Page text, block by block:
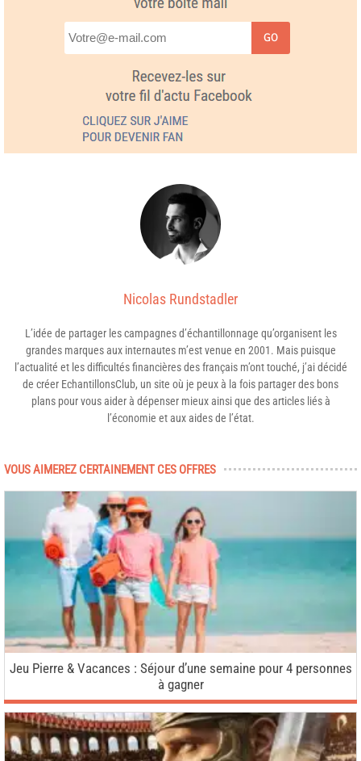
GO
Nicolas Rundstadler
L’idée de partager les campagnes d’échantillonnage qu’organisent les
grandes marques aux internautes m’est venue en 2001. Mais puisque
l’actualité et les difficultés financières des français m’ont touché, j’ai décidé
de créer EchantillonsClub, un site où je peux à la fois partager des bons
plans pour vous aider à dépenser mieux ainsi que des articles liés à
l’économie et aux aides de l’état.
VOUS AIMEREZ CERTAINEMENT CES OFFRES
Jeu Pierre & Vacances : Séjour d’une semaine pour 4 personnes
à gagner